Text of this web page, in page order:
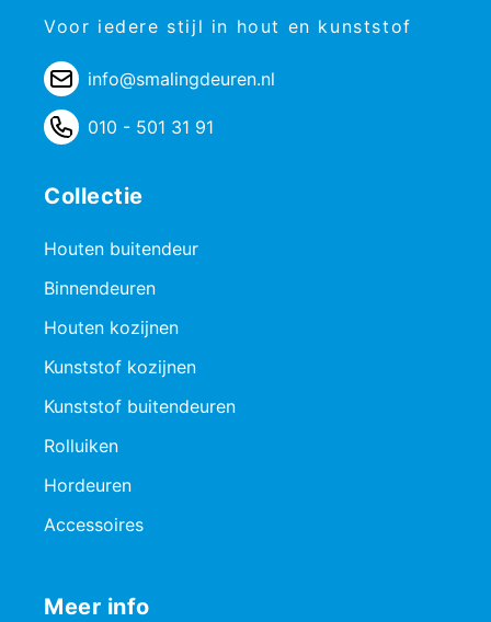
Voor iedere stijl in hout en kunststof
info@smalingdeuren.nl
010 - 501 31 91
Collectie
Houten buitendeur
Binnendeuren
Houten kozijnen
Kunststof kozijnen
Kunststof buitendeuren
Rolluiken
Hordeuren
Accessoires
Meer info